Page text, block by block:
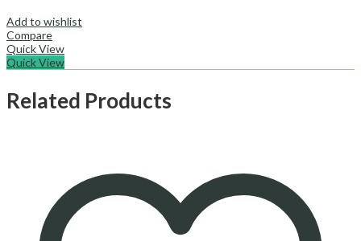
Add to wishlist
Compare
Quick View
Quick View
Related Products